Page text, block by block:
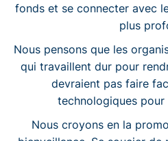
fonds et se connecter avec
plus
Nous pensons que les
qui travaillent dur pour
devraient pas faire
technologiques pour
Nous croyons en la